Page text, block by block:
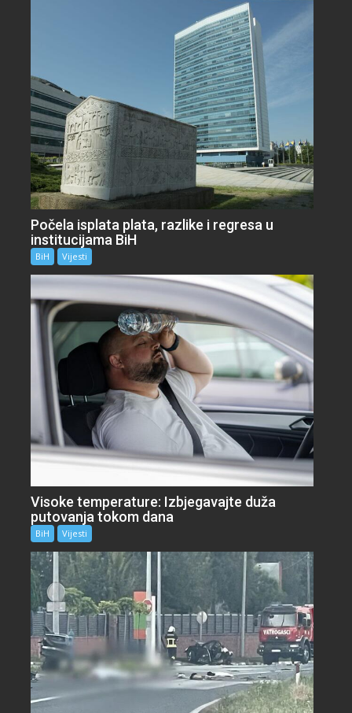
Počela isplata plata, razlike i regresa u
institucijama BiH
BiH Vijesti
Visoke temperature: Izbjegavajte duža
putovanja tokom dana
BiH Vijesti